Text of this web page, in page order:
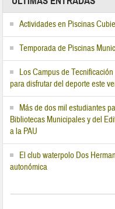
Actividades en Piscinas
Temporada de Piscinas
Los Campus de
para disfrutar del deporte este
Más de dos mil estudiantes
Bibliotecas Municipales y del
a la PAU
El club waterpolo Dos
autonómica